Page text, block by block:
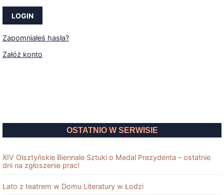
Zapomniałeś hasła?
Załóż konto
OSTATNIO W SERWISIE
XIV Olsztyńskie Biennale Sztuki o Medal Prezydenta – ostatnie
dni na zgłoszenie prac!
Lato z teatrem w Domu Literatury w Łodzi